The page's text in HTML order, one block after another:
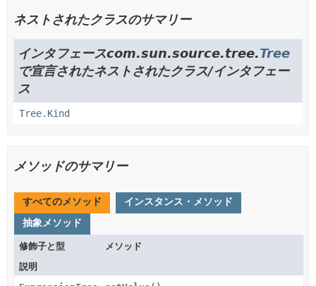
ネストされたクラスのサマリー
インタフェースcom.sun.source.tree.Tree
で宣言されたネストされたクラス/インタフェー
ス
Tree.Kind
メソッドのサマリー
すべてのメソッド
インスタンス・メソッド
抽象メソッド
修飾子と型
メソッド
説明